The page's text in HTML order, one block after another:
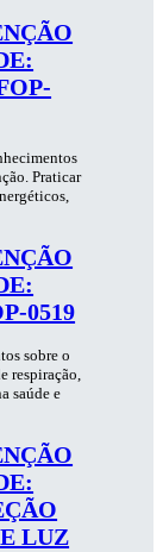
Praticar
0519
sobre o
respiração,
saúde e
LUZ